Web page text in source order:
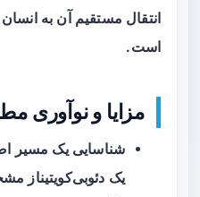
انتقال مستقیم آن به
است.
مزایا و نوآوری
شناسایی یک مسیر
یک دئوبی‌کویتیناز